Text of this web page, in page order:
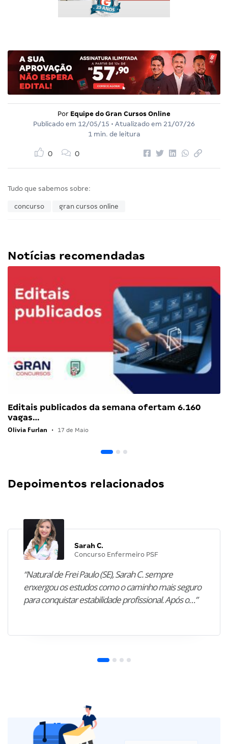
Por Equipe do Gran Cursos Online
Publicado em 12/05/15 • Atualizado em 21/07/26
1 min. de leitura
0 0
Tudo que sabemos sobre:
concurso gran cursos online
Notícias recomendadas
Editais publicados da semana ofertam 6.160
vagas…
Olivia Furlan • 17 de Maio
Depoimentos relacionados
Sarah C.
Concurso Enfermeiro PSF
“Natural de Frei Paulo (SE), Sarah C. sempre
enxergou os estudos como o caminho mais seguro
para conquistar estabilidade profissional. Após o…”